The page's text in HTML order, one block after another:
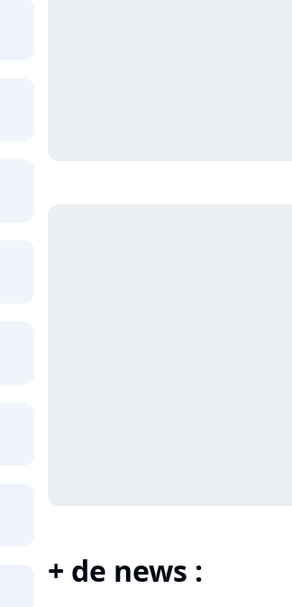
+ de news :